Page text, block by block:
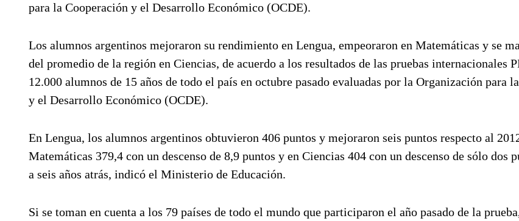
para la Cooperación y el Desarrollo Económico (OCDE).
Los alumnos argentinos mejoraron su rendimiento en Lengua, empeoraron en Matemáticas y se
del promedio de la región en Ciencias, de acuerdo a los resultados de las pruebas internacionales
12.000 alumnos de 15 años de todo el país en octubre pasado evaluadas por la Organización para
y el Desarrollo Económico (OCDE).
En Lengua, los alumnos argentinos obtuvieron 406 puntos y mejoraron seis puntos respecto al
Matemáticas 379,4 con un descenso de 8,9 puntos y en Ciencias 404 con un descenso de sólo dos
a seis años atrás, indicó el Ministerio de Educación.
Si se toman en cuenta a los 79 países de todo el mundo que participaron el año pasado de la